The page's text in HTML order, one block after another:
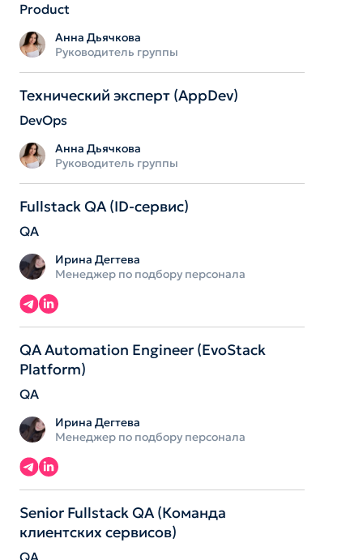
Product
Анна Дьячкова
Руководитель группы
Технический эксперт (AppDev)
DevOps
Анна Дьячкова
Руководитель группы
Fullstack QA (ID-сервис)
QA
Ирина Дегтева
Менеджер по подбору персонала
QA Automation Engineer (EvoStack
Platform)
QA
Ирина Дегтева
Менеджер по подбору персонала
Senior Fullstack QA (Команда
клиентских сервисов)
QA